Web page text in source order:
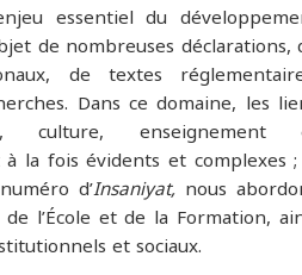
essentiel du
de nombreuses déclarations,
de textes
Dans ce domaine, les
culture, enseignement
la fois évidents et complexes
d’Insaniyat, nous
l’École et de la Formation,
et sociaux.